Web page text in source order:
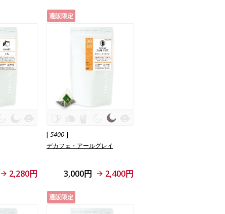
2,280円
通販限定
[5400]
デカフェ・アールグレイ
3,000円 2,400円
通販限定